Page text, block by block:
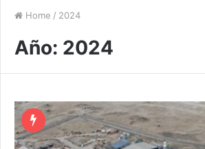
Home / 2024
Año: 2024